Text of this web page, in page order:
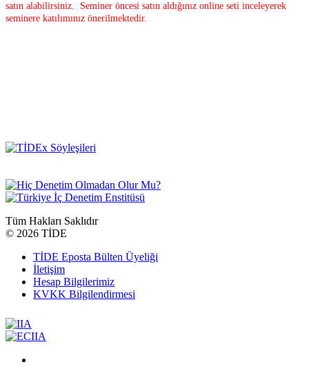
satın alabilirsiniz. Seminer öncesi satın aldığınız online seti inceleyerek
seminere katılımınız önerilmektedir.
Tüm Hakları Saklıdır
© 2026 TİDE
TİDE Eposta Bülten Üyeliği
İletişim
Hesap Bilgilerimiz
KVKK Bilgilendirmesi